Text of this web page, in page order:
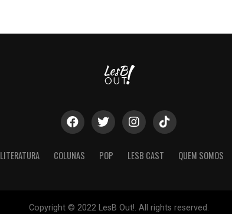
LITERATURA COLUNAS POP LESB CAST QUEM SOMOS
Copyright © 2022 LesB Out!. All rights reserved.